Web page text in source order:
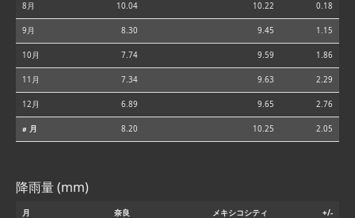
8月 10.04 10.22 0.18
9月 8.30 9.45 1.15
10月 7.74 9.59 1.86
11月 7.34 9.63 2.29
12月 6.89 9.65 2.76
⌀ 月 8.20 10.25 2.05
降雨量 (mm)
月 奈良 メキシコシティ +/-